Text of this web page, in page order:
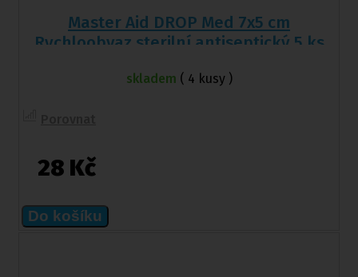
Master Aid DROP Med 7x5 cm
Rychloobvaz sterilní antiseptický 5 ks
skladem ( 4 kusy )
28 Kč
Do košíku